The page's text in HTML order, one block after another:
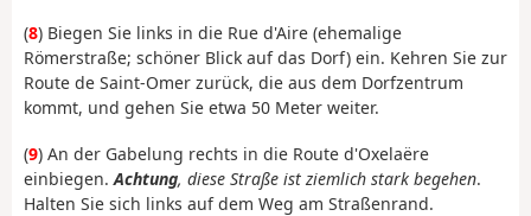
(8) Biegen Sie links in die Rue d'Aire (ehemalige
Römerstraße; schöner Blick auf das Dorf) ein. Kehren Sie zur
Route de Saint-Omer zurück, die aus dem Dorfzentrum
kommt, und gehen Sie etwa 50 Meter weiter.
(9) An der Gabelung rechts in die Route d'Oxelaëre
einbiegen.Achtung, diese Straße ist ziemlich stark begehen.
Halten Sie sich links auf dem Weg am Straßenrand.